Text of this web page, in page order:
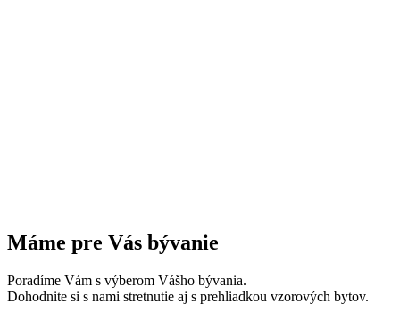
Máme pre Vás bývanie
Poradíme Vám s výberom Vášho bývania.
Dohodnite si s nami stretnutie aj s prehliadkou vzorových bytov.